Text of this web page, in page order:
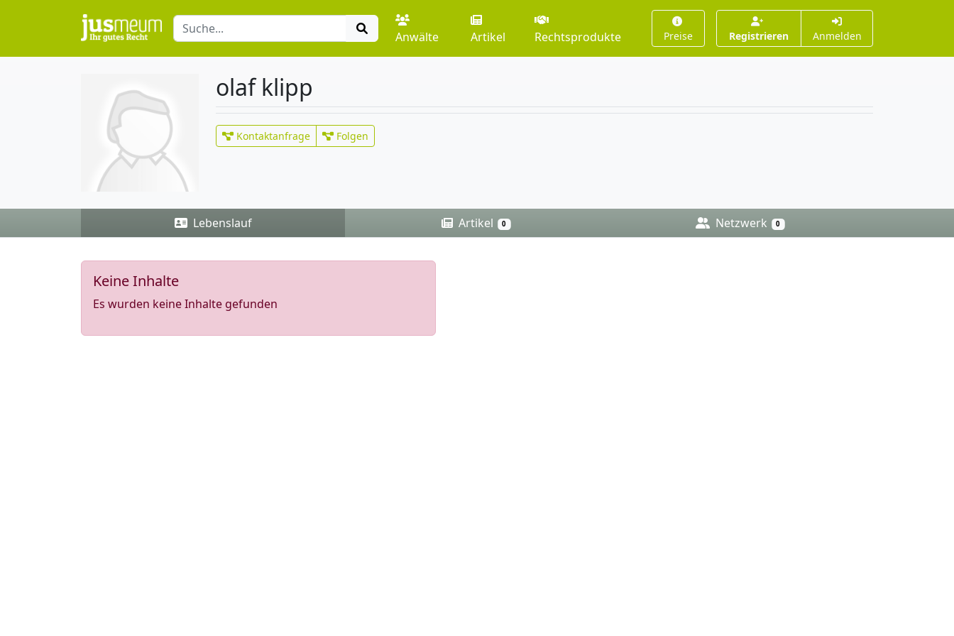
Anwälte Artikel Rechtsprodukte Preise Registrieren Anmelden
olaf klipp
Kontaktanfrage Folgen
Lebenslauf Artikel 0 Netzwerk 0
Keine Inhalte
Es wurden keine Inhalte gefunden